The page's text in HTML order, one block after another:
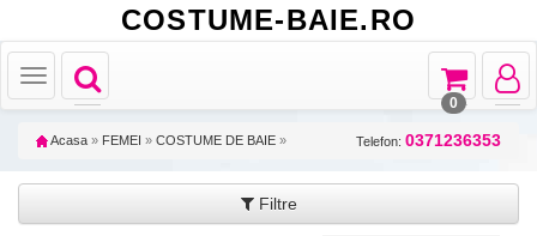
COSTUME-BAIE.RO
Toggle
navigation
Toggle
navigation
Toggle
Toggle
navigation
0
Acasa » FEMEI » COSTUME DE BAIE » Telefon: 0371236353
Filtre